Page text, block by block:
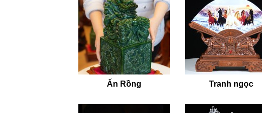
Ấn Rồng Tranh ngọc